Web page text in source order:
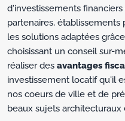
d'investissements
partenaires,
les solutions adaptées
choisissant un conseil sur-
réaliser des avantages
investissement locatif qu'il
nos coeurs de ville et de
beaux sujets architecturaux